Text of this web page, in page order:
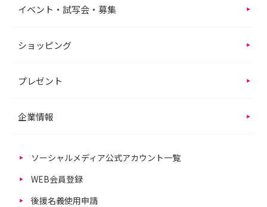
イベント・試写会・募集
ショッピング
プレゼント
企業情報
ソーシャルメディア公式アカウント一覧
WEB会員登録
後援名義使用申請